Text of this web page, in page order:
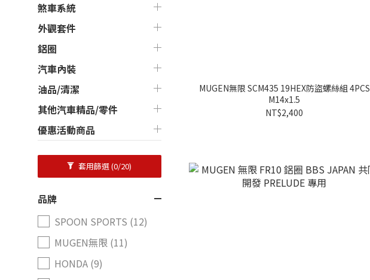
煞車系統
外觀套件
鋁圈
汽車內裝
油品/清潔
其他汽車精品/零件
優惠活動商品
套用篩選(0/20)
品牌
SPOON SPORTS (12)
MUGEN無限 (11)
HONDA (9)
MUGEN無限 SCM435 19HEX防盜螺絲組 4PCS
M14x1.5
NT$2,400